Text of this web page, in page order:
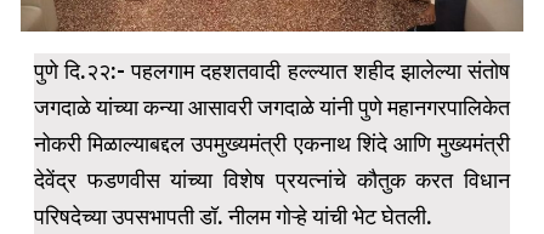
पुणे दि.२२:- पहलगाम दहशतवादी हल्ल्यात शहीद झालेल्या संतोष
जगदाळे यांच्या कन्या आसावरी जगदाळे यांनी पुणे महानगरपालिकेत
नोकरी मिळाल्याबद्दल उपमुख्यमंत्री एकनाथ शिंदे आणि मुख्यमंत्री
देवेंद्र फडणवीस यांच्या विशेष प्रयत्नांचे कौतुक करत विधान
परिषदेच्या उपसभापती डॉ. नीलम गोऱ्हे यांची भेट घेतली.